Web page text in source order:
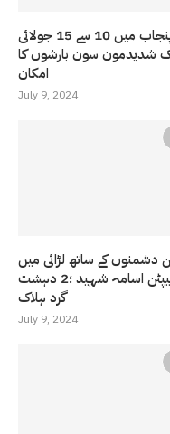
پنجاب میں 10 سے 15 جولائی
شدیدمون سون بارشوں کا
امکان
July 9, 2024
دشمنوں کے ساتھ لڑائی میں
کیپٹن اسامہ شہید ؛2 دہشت
گرد ہلاک
July 9, 2024